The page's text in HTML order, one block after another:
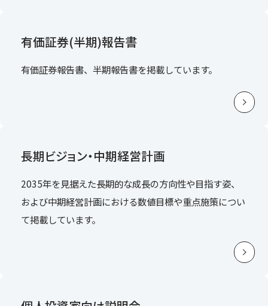
有価証券(半期)報告書
有価証券報告書、半期報告書を掲載しています。
長期ビジョン・中期経営計画
2035年を見据えた長期的な成長の方向性や目指す姿、
および中期経営計画における数値目標や重点施策につい
て掲載しています。